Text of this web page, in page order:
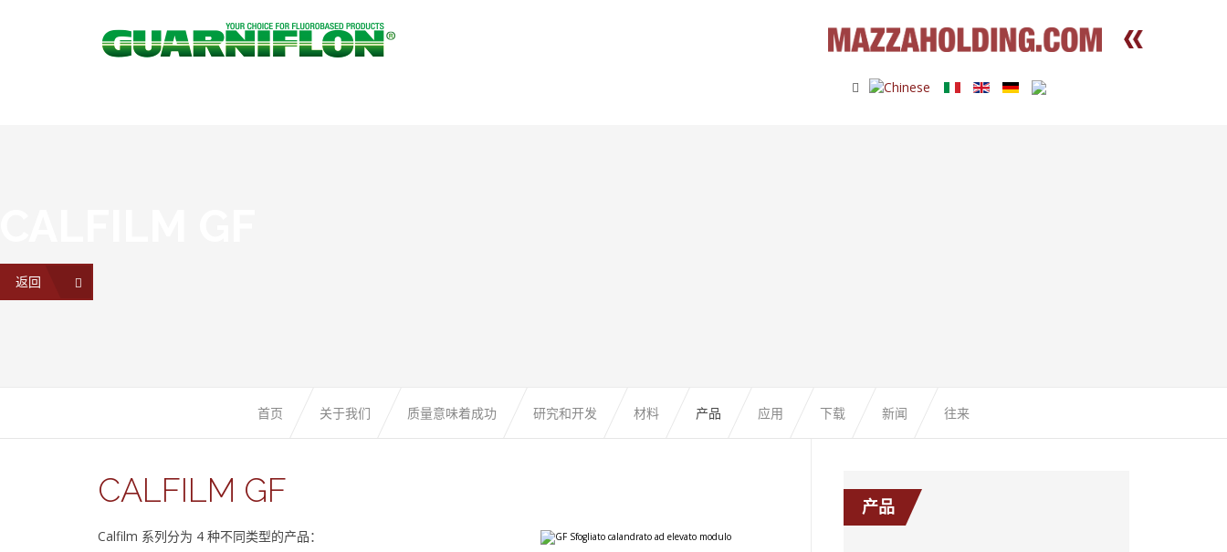
返回
首页 关于我们 质量意味着成功 研究和开发 材料 产品 应用 下载 新闻 往来
CALFILM GF
Calfilm 系列分为 4 种不同类型的产品：
产品